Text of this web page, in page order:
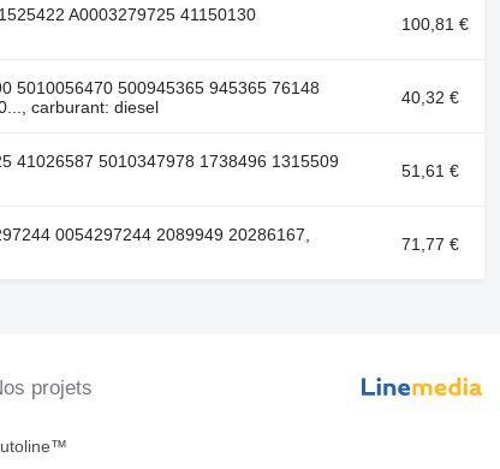
A0003279725 41150130
100,81 €
5010056470 500945365 945365 76148
carburant: diesel
40,32 €
41026587 5010347978 1738496 1315509
51,61 €
0054297244 2089949 20286167,
71,77 €
projets